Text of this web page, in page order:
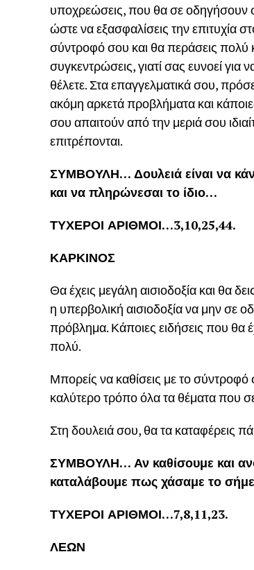
υποχρεώσεις, που θα σε οδηγήσουν
ώστε να εξασφαλίσεις την επιτυχία
σύντροφό σου και θα περάσεις πολύ
συγκεντρώσεις, γιατί σας ευνοεί
θέλετε. Στα επαγγελματικά σου,
ακόμη αρκετά προβλήματα και
σου απαιτούν από την μεριά σου
επιτρέπονται.
ΣΥΜΒΟΥΛΗ… Δουλειά είναι να
και να πληρώνεσαι το ίδιο…
ΤΥΧΕΡΟΙ ΑΡΙΘΜΟΙ…3,10,25,44.
ΚΑΡΚΙΝΟΣ
Θα έχεις μεγάλη αισιοδοξία και θα
η υπερβολική αισιοδοξία να μην σε
πρόβλημα. Κάποιες ειδήσεις που θα
πολύ.
Μπορείς να καθίσεις με το
καλύτερο τρόπο όλα τα θέματα που
Στη δουλειά σου, θα τα καταφέρεις
ΣΥΜΒΟΥΛΗ… Αν καθίσουμε και
καταλάβουμε πως χάσαμε το
ΤΥΧΕΡΟΙ ΑΡΙΘΜΟΙ…7,8,11,23.
ΛΕΩΝ